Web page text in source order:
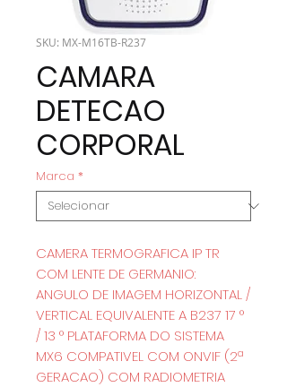
SKU: MX-M16TB-R237
CAMARA
DETECAO
CORPORAL
Marca *
CAMERA TERMOGRAFICA IP TR
COM LENTE DE GERMANIO:
ANGULO DE IMAGEM HORIZONTAL /
VERTICAL EQUIVALENTE A B237 17 °
/ 13 ° PLATAFORMA DO SISTEMA
MX6 COMPATIVEL COM ONVIF (2ª
GERACAO) COM RADIOMETRIA